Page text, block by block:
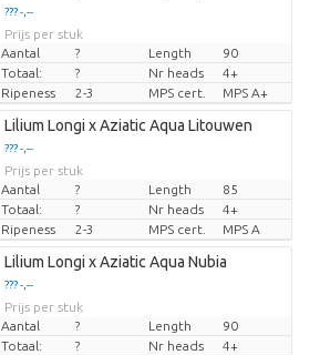
??? -,--
Prijs per stuk
Aantal
? Length
90
Totaal:
? Nr heads
4+
Ripeness
2-3 MPS cert. MPS A+
Lilium Longi x Aziatic Aqua Litouwen
??? -,--
Prijs per stuk
Aantal
? Length
85
Totaal:
? Nr heads
4+
Ripeness
2-3 MPS cert. MPS A
Lilium Longi x Aziatic Aqua Nubia
??? -,--
Prijs per stuk
Aantal
? Length
90
Totaal:
? Nr heads
4+